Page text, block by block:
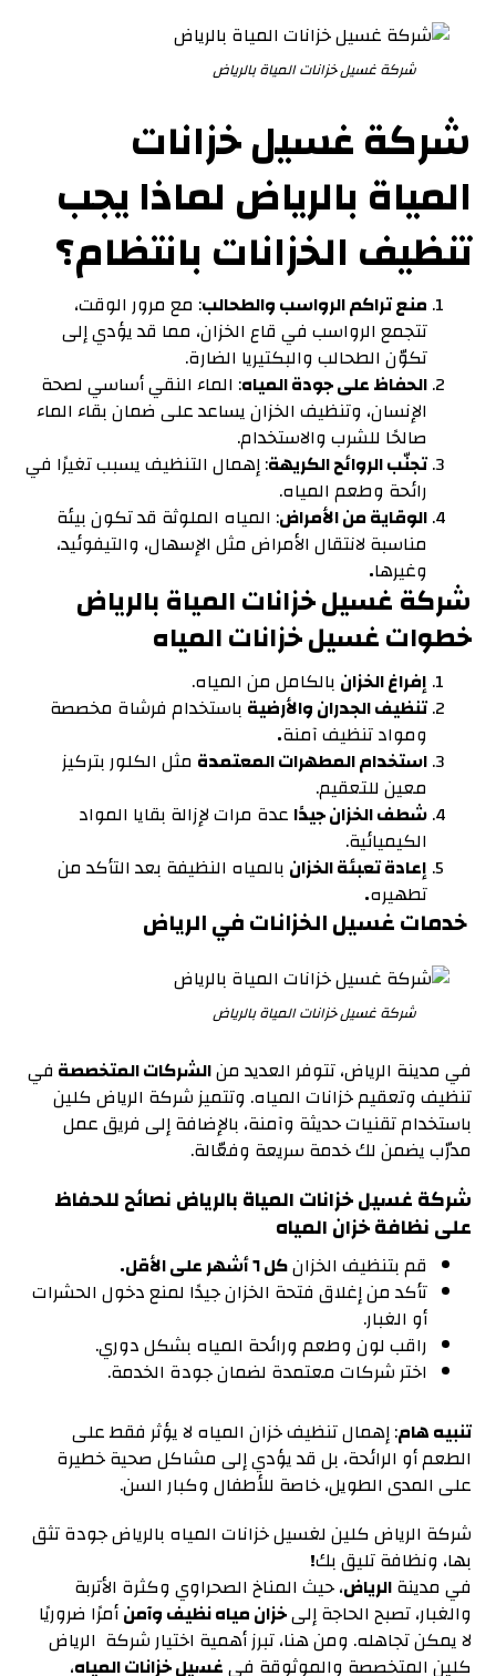
شركة غسيل خزانات المياة بالرياض
شركة غسيل خزانات
المياة بالرياض لماذا يجب
تنظيف الخزانات بانتظام؟
منع تراكم الرواسب والطحالب: مع مرور الوقت،
تتجمع الرواسب في قاع الخزان، مما قد يؤدي إلى
تكوّن الطحالب والبكتيريا الضارة.
الحفاظ على جودة المياه: الماء النقي أساسي لصحة
الإنسان، وتنظيف الخزان يساعد على ضمان بقاء الماء
صالحًا للشرب والاستخدام.
تجنّب الروائح الكريهة: إهمال التنظيف يسبب تغيرًا في
رائحة وطعم المياه.
الوقاية من الأمراض: المياه الملوثة قد تكون بيئة
مناسبة لانتقال الأمراض مثل الإسهال، والتيفوئيد،
وغيرها.
شركة غسيل خزانات المياة بالرياض
خطوات غسيل خزانات المياه
إفراغ الخزان بالكامل من المياه.
تنظيف الجدران والأرضية باستخدام فرشاة مخصصة
ومواد تنظيف آمنة.
استخدام المطهرات المعتمدة مثل الكلور بتركيز
معين للتعقيم.
شطف الخزان جيدًا عدة مرات لإزالة بقايا المواد
الكيميائية.
إعادة تعبئة الخزان بالمياه النظيفة بعد التأكد من
تطهيره.
خدمات غسيل الخزانات في الرياض
شركة غسيل خزانات المياة بالرياض
في مدينة الرياض، تتوفر العديد منالشركات المتخصصة في
تنظيف وتعقيم خزانات المياه. وتتميز شركة الرياض كلين
باستخدام تقنيات حديثة وآمنة، بالإضافة إلى فريق عمل
مدرّب يضمن لك خدمة سريعة وفعّالة.
شركة غسيل خزانات المياة بالرياض نصائح للحفاظ
على نظافة خزان المياه
قم بتنظيف الخزانكل ٦ أشهر على الأقل
.
تأكد من إغلاق فتحة الخزان جيدًا لمنع دخول الحشرات
أو الغبار.
راقب لون وطعم ورائحة المياه بشكل دوري.
اختر شركات معتمدة لضمان جودة الخدمة.
تنبيه هام: إهمال تنظيف خزان المياه لا يؤثر فقط على
الطعم أو الرائحة، بل قد يؤدي إلى مشاكل صحية خطيرة
على المدى الطويل، خاصة للأطفال وكبار السن.
شركة الرياض كلين لغسيل خزانات المياه بالرياض جودة تثق
بها، ونظافة تليق بك!
في مدينةالرياض، حيث المناخ الصحراوي وكثرة الأتربة
والغبار، تصبح الحاجة إلىخزان مياه نظيف وآمنأمرًا ضروريًا
لا يمكن تجاهله. ومن هنا، تبرز أهمية اختيار شركة الرياض
كلين المتخصصة والموثوقة فيغسيل خزانات المياه،